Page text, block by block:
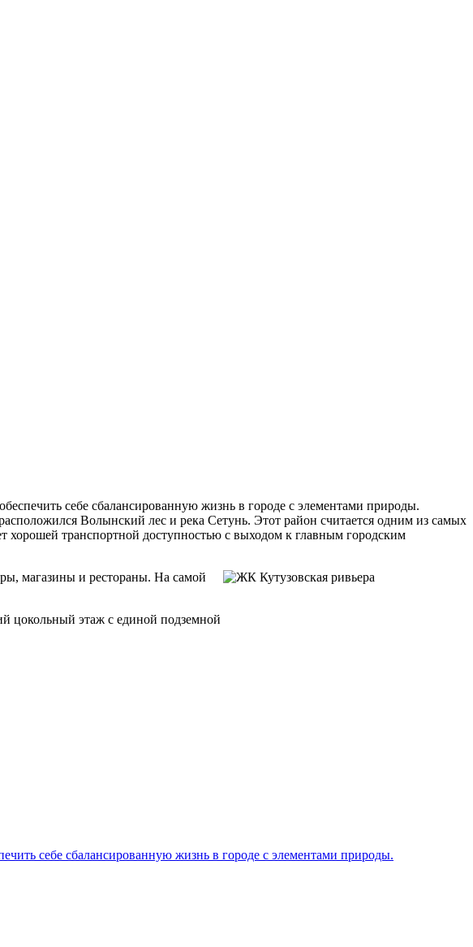
обеспечить себе сбалансированную жизнь в городе с элементами природы.
Волынский лес и река Сетунь. Этот район считается одним из самых
хорошей транспортной доступностью с выходом к главным городским
магазины и рестораны. На самой
цокольный этаж с единой подземной
себе сбалансированную жизнь в городе с элементами природы.